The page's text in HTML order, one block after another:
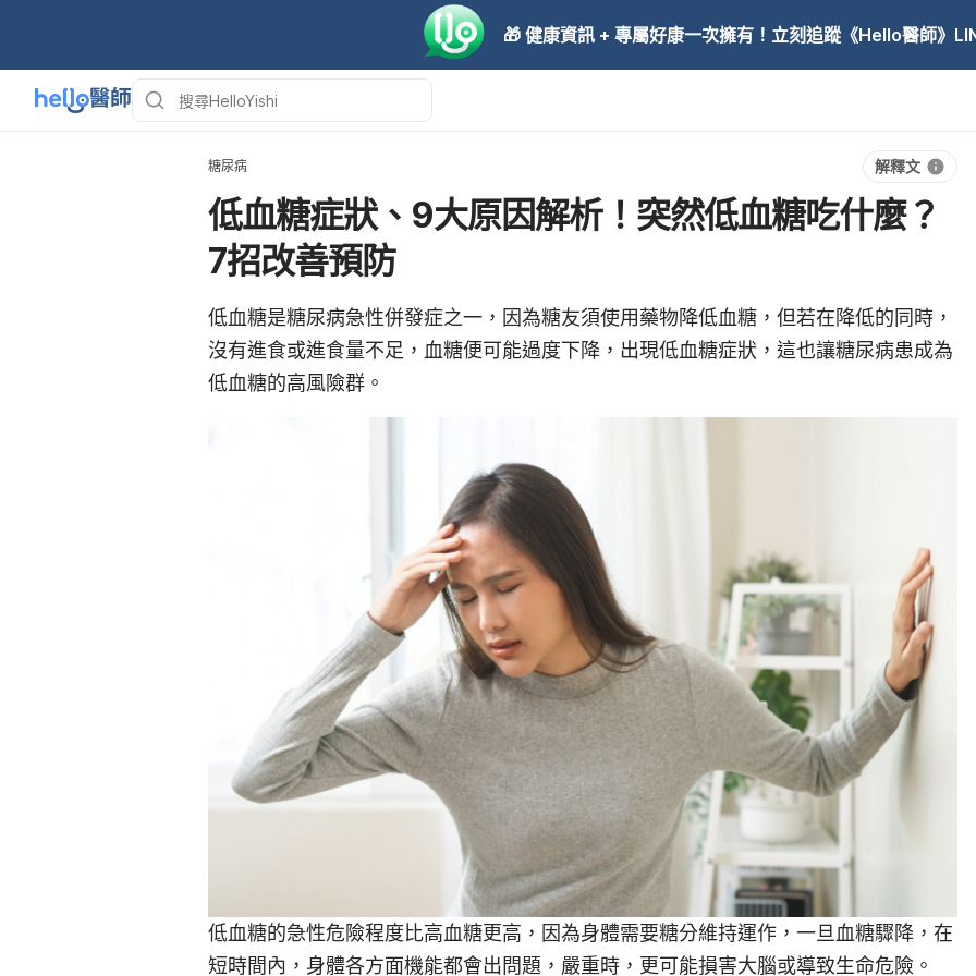
🎁 健康資訊 + 專屬好康一次擁有！立刻追蹤《Hello醫師》
糖尿病 解釋文
低血糖症狀、9大原因解析！突然低血糖吃什麼？
7招改善預防
低血糖是糖尿病急性併發症之一，因為糖友須使用藥物降低血糖，但若在降低的同時，
沒有進食或進食量不足，血糖便可能過度下降，出現低血糖症狀，這也讓糖尿病患成為
低血糖的高風險群。
低血糖的急性危險程度比高血糖更高，因為身體需要糖分維持運作，一旦血糖驟降，在
短時間內，身體各方面機能都會出問題，嚴重時，更可能損害大腦或導致生命危險。